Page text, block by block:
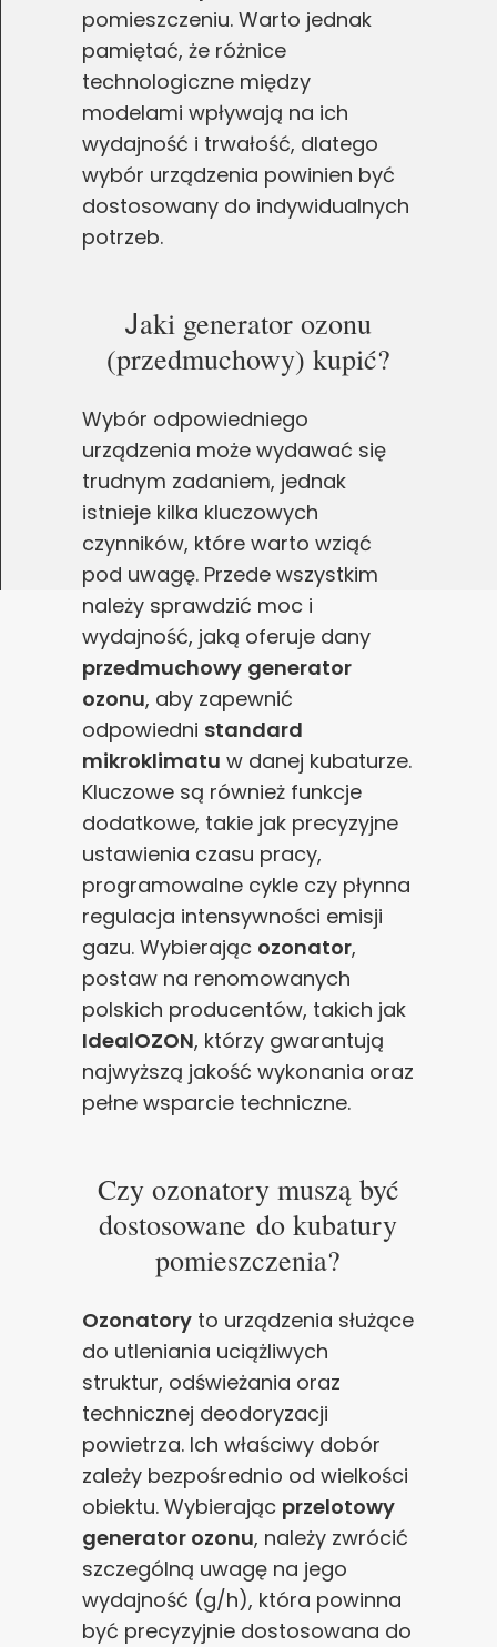
pomieszczeniu. Warto jednak
pamiętać, że różnice
technologiczne między
modelami wpływają na ich
wydajność i trwałość, dlatego
wybór urządzenia powinien być
dostosowany do indywidualnych
potrzeb.
Jaki generator ozonu
(przedmuchowy) kupić?
Wybór odpowiedniego
urządzenia może wydawać się
trudnym zadaniem, jednak
istnieje kilka kluczowych
czynników, które warto wziąć
pod uwagę. Przede wszystkim
należy sprawdzić moc i
wydajność, jaką oferuje dany
przedmuchowy generator
ozonu, aby zapewnić
odpowiedni standard
mikroklimatu w danej kubaturze.
Kluczowe są również funkcje
dodatkowe, takie jak precyzyjne
ustawienia czasu pracy,
programowalne cykle czy płynna
regulacja intensywności emisji
gazu. Wybierając ozonator,
postaw na renomowanych
polskich producentów, takich jak
IdealOZON, którzy gwarantują
najwyższą jakość wykonania oraz
pełne wsparcie techniczne.
Czy ozonatory muszą być
dostosowane do kubatury
pomieszczenia?
Ozonatory to urządzenia służące
do utleniania uciążliwych
struktur, odświeżania oraz
technicznej deodoryzacji
powietrza. Ich właściwy dobór
zależy bezpośrednio od wielkości
obiektu. Wybierając przelotowy
generator ozonu, należy zwrócić
szczególną uwagę na jego
wydajność (g/h), która powinna
być precyzyjnie dostosowana do